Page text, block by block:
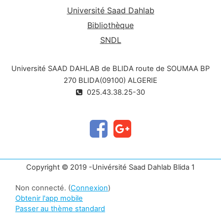
Université Saad Dahlab
Bibliothèque
SNDL
Université SAAD DAHLAB de BLIDA route de SOUMAA BP
270 BLIDA(09100) ALGERIE
025.43.38.25-30
Copyright © 2019 -Univérsité Saad Dahlab Blida 1
Non connecté. (Connexion)
Obtenir l'app mobile
Passer au thème standard